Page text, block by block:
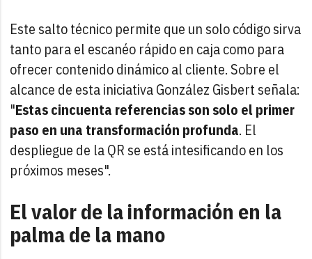
Este salto técnico permite que un solo código sirva
tanto para el escanéo rápido en caja como para
ofrecer contenido dinámico al cliente. Sobre el
alcance de esta iniciativa González Gisbert señala:
"Estas cincuenta referencias son solo el primer
paso en una transformación profunda. El
despliegue de la QR se está intesificando en los
próximos meses".
El valor de la información en la
palma de la mano